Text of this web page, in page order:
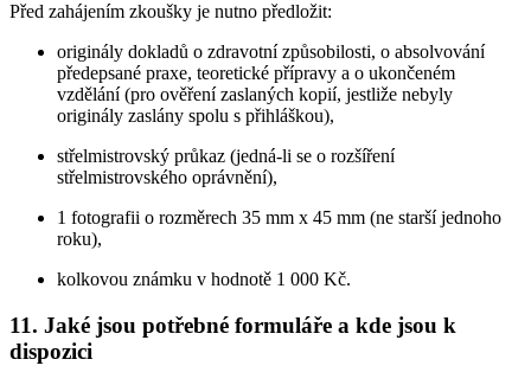
Před zahájením zkoušky je nutno předložit:
originály dokladů o zdravotní způsobilosti, o absolvování
předepsané praxe, teoretické přípravy a o ukončeném
vzdělání (pro ověření zaslaných kopií, jestliže nebyly
originály zaslány spolu s přihláškou),
střelmistrovský průkaz (jedná-li se o rozšíření
střelmistrovského oprávnění),
1 fotografii o rozměrech 35 mm x 45 mm (ne starší jednoho
roku),
kolkovou známku v hodnotě 1 000 Kč.
11. Jaké jsou potřebné formuláře a kde jsou k
dispozici